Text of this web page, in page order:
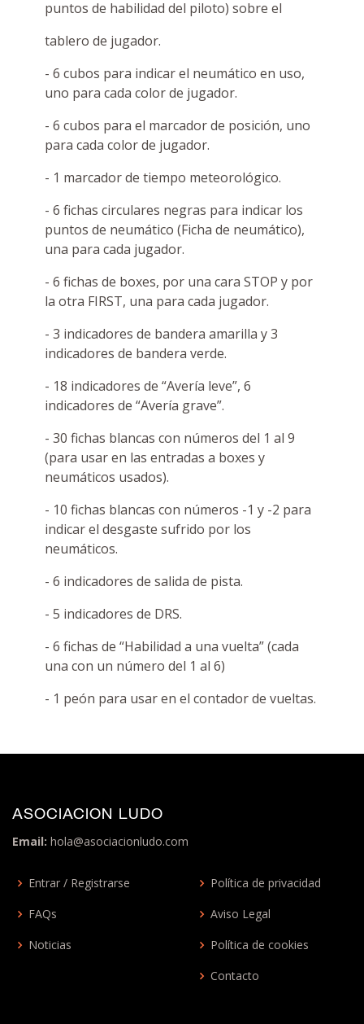
puntos de habilidad del piloto) sobre el
tablero de jugador.
- 6 cubos para indicar el neumático en uso,
uno para cada color de jugador.
- 6 cubos para el marcador de posición, uno
para cada color de jugador.
- 1 marcador de tiempo meteorológico.
- 6 fichas circulares negras para indicar los
puntos de neumático (Ficha de neumático),
una para cada jugador.
- 6 fichas de boxes, por una cara STOP y por
la otra FIRST, una para cada jugador.
- 3 indicadores de bandera amarilla y 3
indicadores de bandera verde.
- 18 indicadores de “Avería leve”, 6
indicadores de “Avería grave”.
- 30 fichas blancas con números del 1 al 9
(para usar en las entradas a boxes y
neumáticos usados).
- 10 fichas blancas con números -1 y -2 para
indicar el desgaste sufrido por los
neumáticos.
- 6 indicadores de salida de pista.
- 5 indicadores de DRS.
- 6 fichas de “Habilidad a una vuelta” (cada
una con un número del 1 al 6)
- 1 peón para usar en el contador de vueltas.
ASOCIACION LUDO
Email: hola@asociacionludo.com
Entrar / Registrarse
FAQs
Noticias
Política de privacidad
Aviso Legal
Política de cookies
Contacto